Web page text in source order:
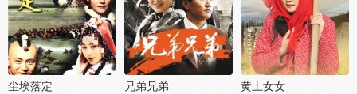
尘埃落定 兄弟兄弟 黄土女女